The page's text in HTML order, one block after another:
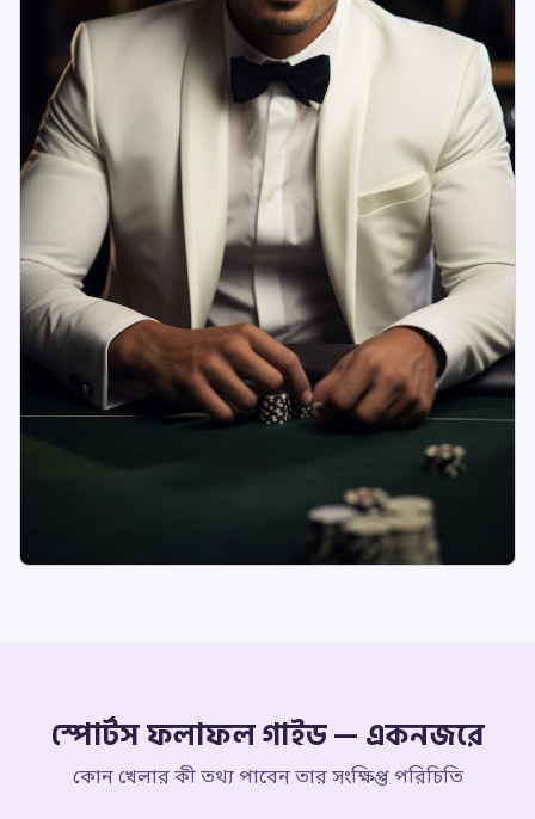
স্পোর্টস ফলাফল গাইড — একনজরে
কোন খেলার কী তথ্য পাবেন তার সংক্ষিপ্ত পরিচিতি